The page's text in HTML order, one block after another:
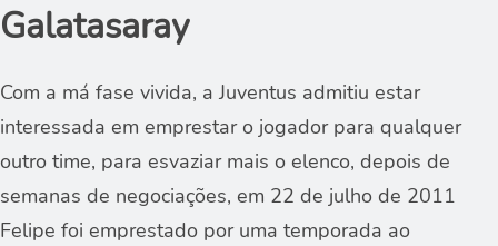
Galatasaray
Com a má fase vivida, a Juventus admitiu estar
interessada em emprestar o jogador para qualquer
outro time, para esvaziar mais o elenco, depois de
semanas de negociações, em 22 de julho de 2011
Felipe foi emprestado por uma temporada ao